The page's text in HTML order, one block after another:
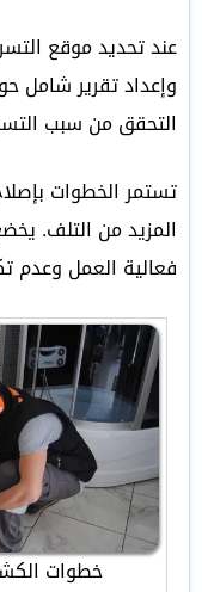
عند تحديد موقع
وإعداد تقرير شامل
التحقق من سبب
تستمر الخطوات
المزيد من التلف.
فعالية العمل وعدم
خطوات